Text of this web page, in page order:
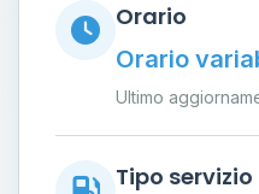
Orario
Orario
Ultimo
Tipo servizio